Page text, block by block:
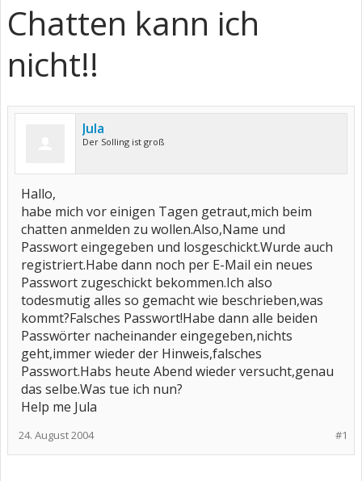
Chatten kann ich
nicht!!
Jula
Der Solling ist groß
Hallo,
habe mich vor einigen Tagen getraut,mich beim
chatten anmelden zu wollen.Also,Name und
Passwort eingegeben und losgeschickt.Wurde auch
registriert.Habe dann noch per E-Mail ein neues
Passwort zugeschickt bekommen.Ich also
todesmutig alles so gemacht wie beschrieben,was
kommt?Falsches Passwort!Habe dann alle beiden
Passwörter nacheinander eingegeben,nichts
geht,immer wieder der Hinweis,falsches
Passwort.Habs heute Abend wieder versucht,genau
das selbe.Was tue ich nun?
Help me Jula
#1
24. August 2004